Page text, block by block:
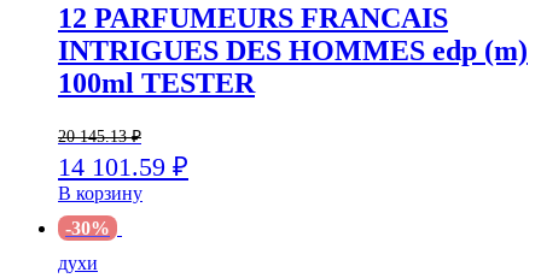
12 PARFUMEURS FRANCAIS
INTRIGUES DES HOMMES edp (m)
100ml TESTER
20 145.13₽
14 101.59 ₽
В корзину
-30%
духи